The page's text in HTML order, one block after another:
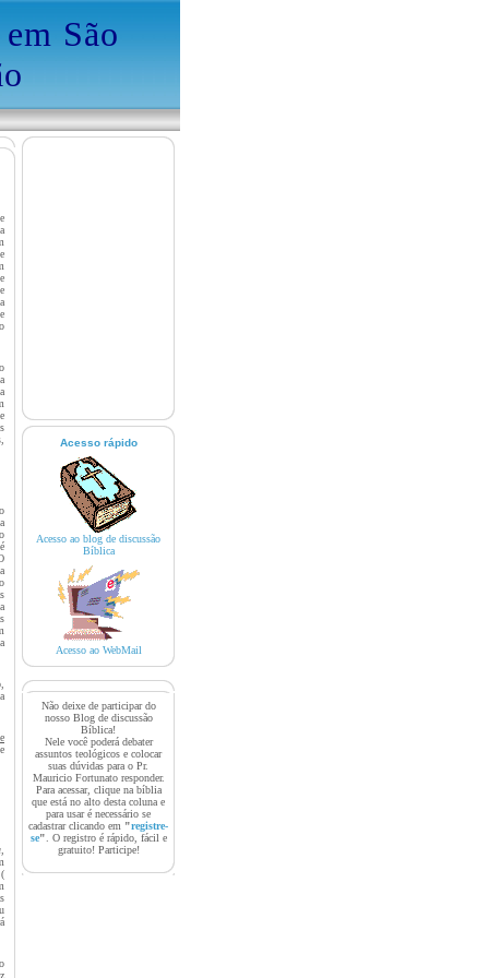
São
e
Acesso rápido
Acesso ao blog de discussão
Bíblica
Acesso ao WebMail
Não deixe de participar do
nosso Blog de discussão
Bíblica!
Nele você poderá debater
assuntos teológicos e colocar
suas dúvidas para o Pr.
Mauricio Fortunato responder.
Para acessar, clique na bíblia
que está no alto desta coluna e
para usar é necessário se
cadastrar clicando em "registre-
se" . O registro é rápido, fácil e
gratuito! Participe!